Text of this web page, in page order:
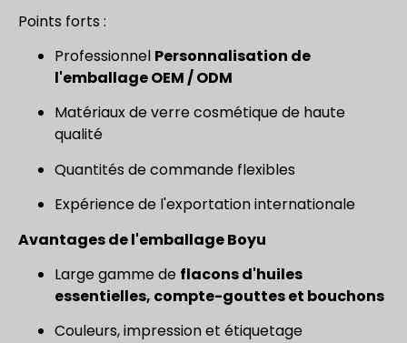
Points forts :
Professionnel Personnalisation de
l'emballage OEM / ODM
Matériaux de verre cosmétique de haute
qualité
Quantités de commande flexibles
Expérience de l'exportation internationale
Avantages de l'emballage Boyu
Large gamme de flacons d'huiles
essentielles, compte-gouttes et bouchons
Couleurs, impression et étiquetage